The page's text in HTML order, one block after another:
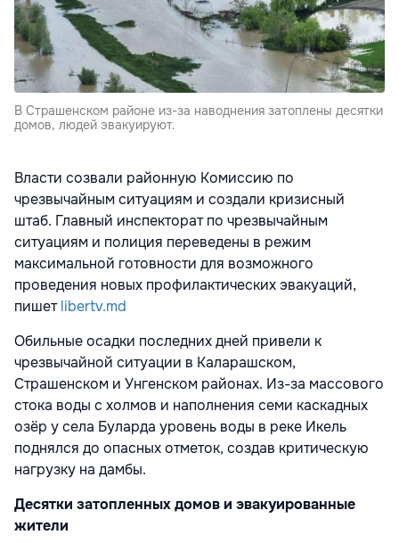
В Страшенском районе из-за наводнения затоплены десятки
домов, людей эвакуируют.
Власти созвали районную Комиссию по
чрезвычайным ситуациям и создали кризисный
штаб. Главный инспекторат по чрезвычайным
ситуациям и полиция переведены в режим
максимальной готовности для возможного
проведения новых профилактических эвакуаций,
пишетlibertv.md
Обильные осадки последних дней привели к
чрезвычайной ситуации в Каларашском,
Страшенском и Унгенском районах. Из-за массового
стока воды с холмов и наполнения семи каскадных
озёр у села Буларда уровень воды в реке Икель
поднялся до опасных отметок, создав критическую
нагрузку на дамбы.
Десятки затопленных домов и эвакуированные
жители